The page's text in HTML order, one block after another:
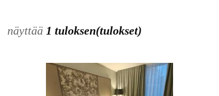
näyttää 1 tuloksen(tulokset)